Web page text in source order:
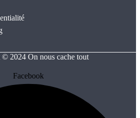
2024 On nous cache tout
Facebook